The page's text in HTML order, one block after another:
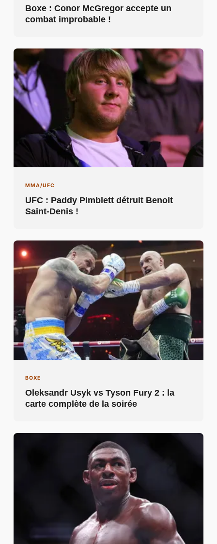
Boxe : Conor McGregor accepte un
combat improbable !
MMA/UFC
UFC : Paddy Pimblett détruit Benoit
Saint-Denis !
BOXE
Oleksandr Usyk vs Tyson Fury 2 : la
carte complète de la soirée